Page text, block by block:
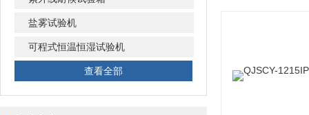
盐雾试验机
可程式恒温恒湿试验机
查看全部